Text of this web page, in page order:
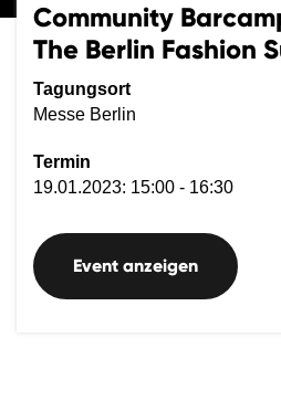
Community
The Berlin Fashion
Tagungsort
Messe Berlin
Termin
19.01.2023: 15:00 - 16:30
Event anzeigen